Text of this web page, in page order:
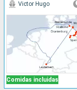
Comidas incluidas
Victor Hugo